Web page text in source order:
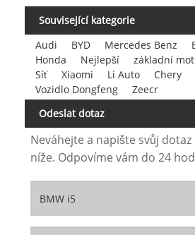
Související kategorie
Audi
BYD Mercedes Benz
Honda
Nejlepší základní
Síť
Xiaomi Li Auto Chery
Vozidlo Dongfeng
Zeecr
Odeslat dotaz
Neváhejte a napište svůj
níže. Odpovíme vám do 24